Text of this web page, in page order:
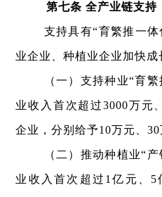
第七条 全产业链支持
支持具有“育繁推一
业企业、种植业企业加快成
（一）支持种业“育
业收入首次超过3000万元
企业，分别给予10万元、30
（二）推动种植业“
业收入首次超过1亿元、5